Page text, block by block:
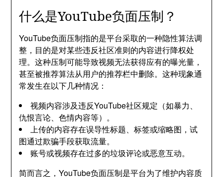
什么是YouTube负面压制？
YouTube负面压制指的是平台采取的一种隐性算法调
整，目的是对某些违反社区准则的内容进行降权处
理。这种压制可能导致视频无法获得应有的曝光量，
甚至被推荐算法从用户的推荐栏中删除。这种现象通
常发生在以下几种情况：
视频内容涉及违反YouTube社区规定（如暴力、
仇恨言论、色情内容等）。
上传的内容存在误导性标题、标签或缩略图，试
图通过欺骗手段获取流量。
账号或视频存在过多的垃圾评论或恶意互动。
简而言之，YouTube负面压制是平台为了维护内容质